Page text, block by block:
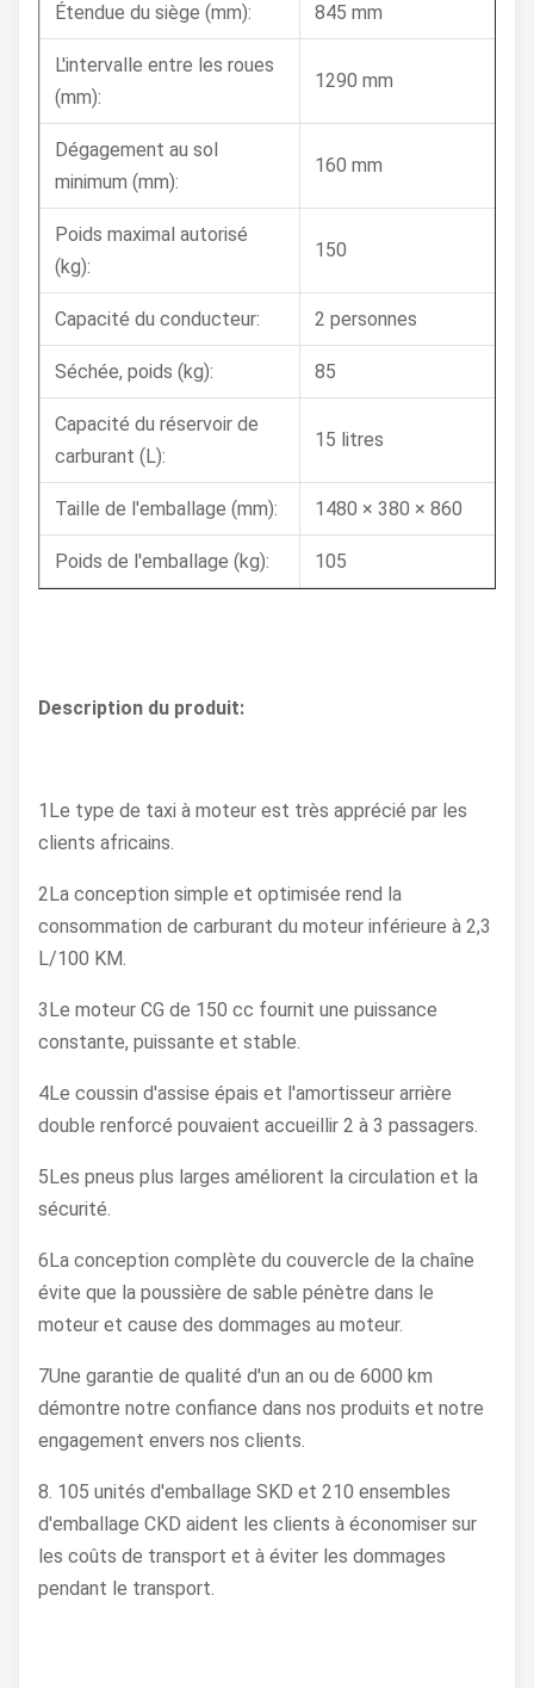
Étendue du siège (mm): 845 mm
L'intervalle entre les roues
(mm):
1290 mm
Dégagement au sol
minimum (mm):
160 mm
Poids maximal autorisé
(kg):
150
Capacité du conducteur: 2 personnes
Séchée, poids (kg): 85
Capacité du réservoir de
carburant (L):
15 litres
Taille de l'emballage (mm): 1480 × 380 × 860
Poids de l'emballage (kg): 105
Description du produit:
1Le type de taxi à moteur est très apprécié par les
clients africains.
2La conception simple et optimisée rend la
consommation de carburant du moteur inférieure à 2,3
L/100 KM.
3Le moteur CG de 150 cc fournit une puissance
constante, puissante et stable.
4Le coussin d'assise épais et l'amortisseur arrière
double renforcé pouvaient accueillir 2 à 3 passagers.
5Les pneus plus larges améliorent la circulation et la
sécurité.
6La conception complète du couvercle de la chaîne
évite que la poussière de sable pénètre dans le
moteur et cause des dommages au moteur.
7Une garantie de qualité d'un an ou de 6000 km
démontre notre confiance dans nos produits et notre
engagement envers nos clients.
8. 105 unités d'emballage SKD et 210 ensembles
d'emballage CKD aident les clients à économiser sur
les coûts de transport et à éviter les dommages
pendant le transport.